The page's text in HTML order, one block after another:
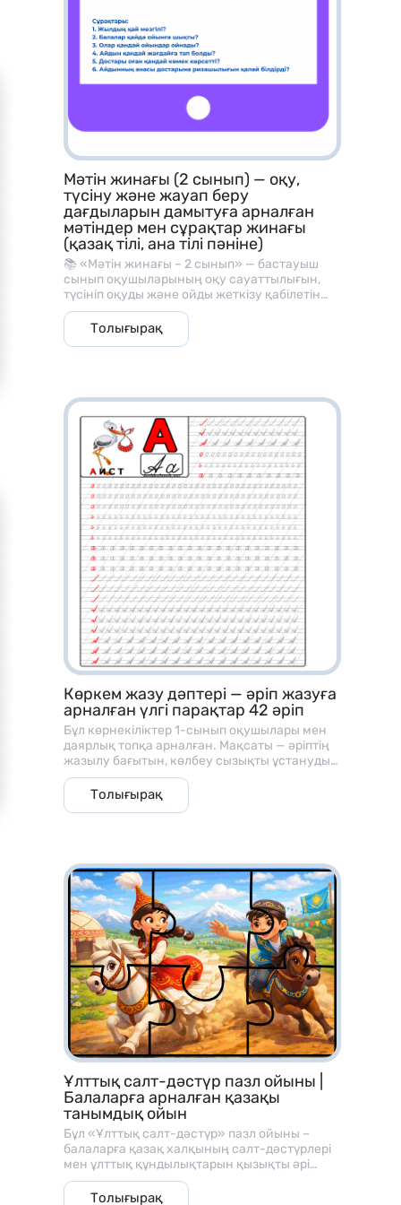
Мәтін жинағы (2 сынып) — оқу,
түсіну және жауап беру
дағдыларын дамытуға арналған
мәтіндер мен сұрақтар жинағы
(қазақ тілі, ана тілі пәніне)
📚 «Мәтін жинағы – 2 сынып» — бастауыш
сынып оқушыларының оқу сауаттылығын,
түсініп оқуды және ойды жеткізу қабілетін
дамытуға арналған әдістемелік материал.
Бұл жинақ әр мәтіннен кейін берілген
түсінуге арналған сұрақтармен, оқу және
Толығырақ
Көркем жазу дәптері — әріп жазуға
арналған үлгі парақтар 42 әріп
Бұл көрнекіліктер 1-сынып оқушылары мен
даярлық топқа арналған. Мақсаты — әріптің
жазылу бағытын, көлбеу сызықты ұстануды
және әріп байланысын үйрету
Толығырақ
Ұлттық салт-дәстүр пазл ойыны |
Балаларға арналған қазақы
танымдық ойын
Бұл «Ұлттық салт-дәстүр» пазл ойыны –
балаларға қазақ халқының салт-дәстүрлері
мен ұлттық құндылықтарын қызықты әрі
көрнекі түрде таныстыруға арналған
танымдық оқу материалы. Ойын пазл
Толығырақ